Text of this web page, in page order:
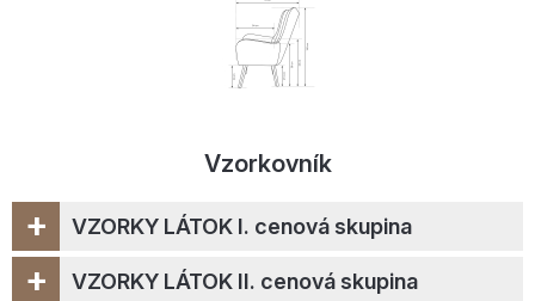
Vzorkovník
VZORKY LÁTOK I. cenová skupina
+
VZORKY LÁTOK II. cenová skupina
+